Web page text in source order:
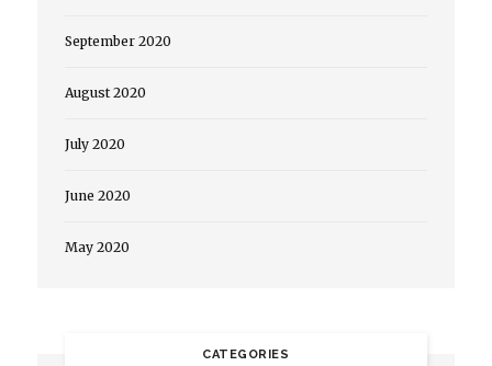
September 2020
August 2020
July 2020
June 2020
May 2020
CATEGORIES